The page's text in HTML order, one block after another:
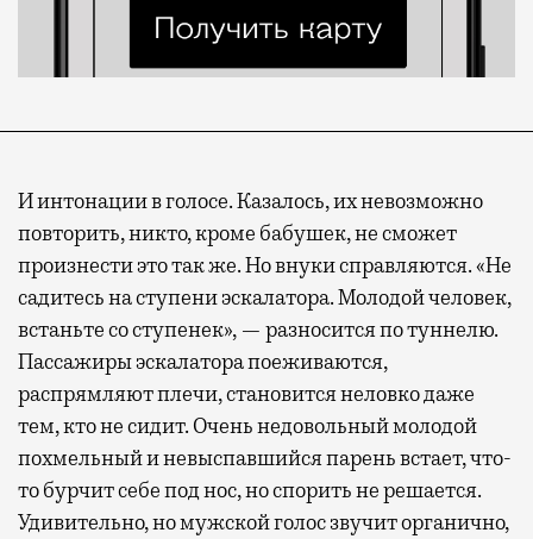
И интонации в голосе. Казалось, их невозможно
повторить, никто, кроме бабушек, не сможет
произнести это так же. Но внуки справляются. «Не
садитесь на ступени эскалатора. Молодой человек,
встаньте со ступенек», — разносится по туннелю.
Пассажиры эскалатора поеживаются,
распрямляют плечи, становится неловко даже
тем, кто не сидит. Очень недовольный молодой
похмельный и невыспавшийся парень встает, что-
то бурчит себе под нос, но спорить не решается.
Удивительно, но мужской голос звучит органично,